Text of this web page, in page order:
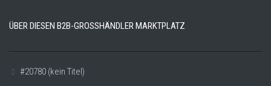
ÜBER DIESEN B2B-GROSSHÄNDLER MARKTPLATZ
#20780 (kein Titel)